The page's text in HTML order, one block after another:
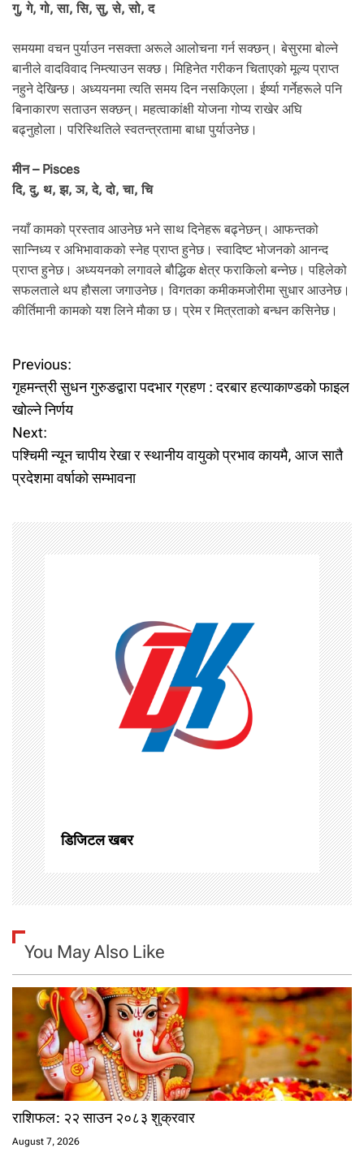
गु, गे, गो, सा, सि, सु, से, सो, द
समयमा वचन पुर्याउन नसक्ता अरूले आलोचना गर्न सक्छन्। बेसुरमा बोल्ने
बानीले वादविवाद निम्त्याउन सक्छ। मिहिनेत गरीकन चिताएको मूल्य प्राप्त
नहुने देखिन्छ। अध्ययनमा त्यति समय दिन नसकिएला। ईर्ष्या गर्नेहरूले पनि
बिनाकारण सताउन सक्छन्। महत्वाकांक्षी योजना गोप्य राखेर अघि
बढ्नुहोला। परिस्थितिले स्वतन्त्रतामा बाधा पुर्याउनेछ।
मीन – Pisces
दि, दु, थ, झ, ञ, दे, दो, चा, चि
नयाँ कामको प्रस्ताव आउनेछ भने साथ दिनेहरू बढ्नेछन्। आफन्तको
सान्निध्य र अभिभावाकको स्नेह प्राप्त हुनेछ। स्वादिष्ट भोजनको आनन्द
प्राप्त हुनेछ। अध्ययनको लगावले बौद्धिक क्षेत्र फराकिलो बन्नेछ। पहिलेको
सफलताले थप हौसला जगाउनेछ। विगतका कमीकमजोरीमा सुधार आउनेछ।
कीर्तिमानी कामकाे यश लिने माैका छ। प्रेम र मित्रताको बन्धन कसिनेछ।
P
o
s
t
a
v
i
g
a
t
i
o
n
Previous:
गृहमन्त्री सुधन गुरुङद्वारा पदभार ग्रहण : दरबार हत्याकाण्डको फाइल
खोल्ने निर्णय
Next:
पश्चिमी न्यून चापीय रेखा र स्थानीय वायुको प्रभाव कायमै, आज सातै
प्रदेशमा वर्षाको सम्भावना
डिजिटल खबर
You May Also Like
राशिफल: २२ साउन २०८३ शुक्रवार
August 7, 2026